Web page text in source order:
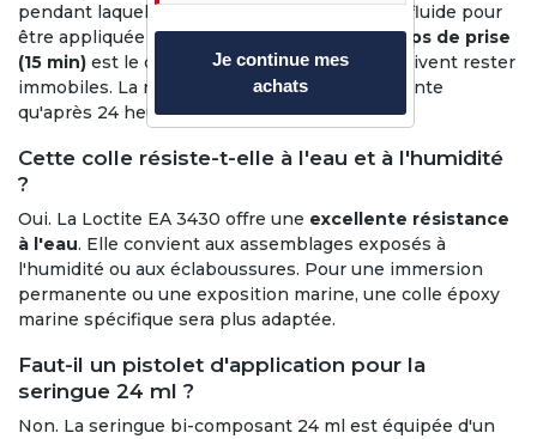
pendant laquelle la colle reste suffisamment fluide pour
être appliquée et les pièces ajustées. Letemps de prise
(15 min) est le délai avant lequel les pièces doivent rester
immobiles. La résistance maximale n'est atteinte
qu'après 24 heures à 20°C.
Cette colle résiste-t-elle à l'eau et à l'humidité
?
Oui. La Loctite EA 3430 offre une excellente résistance
à l'eau. Elle convient aux assemblages exposés à
l'humidité ou aux éclaboussures. Pour une immersion
permanente ou une exposition marine, une colle époxy
marine spécifique sera plus adaptée.
Faut-il un pistolet d'application pour la
seringue 24 ml ?
Non. La seringue bi-composant 24 ml est équipée d'un
Je continue mes
achats